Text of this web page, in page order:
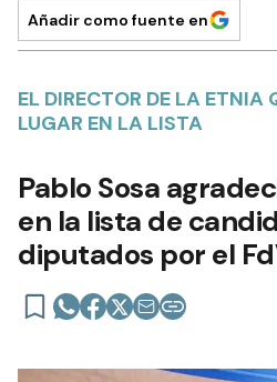
Añadir como fuente en
EL DIRECTOR DE LA ETNIA
LUGAR EN LA LISTA
Pablo Sosa
en la lista de
diputados por el